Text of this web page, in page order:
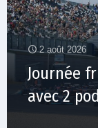
2 août 2026
Journée
avec 2